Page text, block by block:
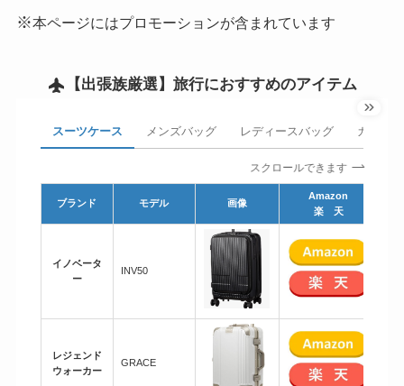
※本ページにはプロモーションが含まれています
【出張族厳選】 旅行におすすめのアイテム
スーツケース メンズバッグ レディースバッグ ガジェ
スクロールできます
ブランド モデル 画像
Amazon
楽 天
イノベータ
ー
INV50
レジェンド
ウォーカー
GRACE